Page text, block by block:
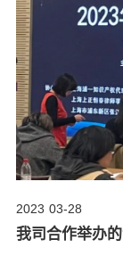
03-28
2023
我司合作举办